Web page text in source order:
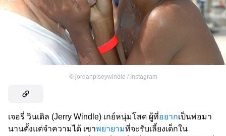
© jordanpiseywindle / Instagram
เจอรี่ วินเดิล (Jerry Windle) เกย์หนุ่มโสด ผู้ที่อยากเป็นพ่อมา
นานตั้งแต่จำความได้ เขาพยายามที่จะรับเลี้ยงเด็กใน